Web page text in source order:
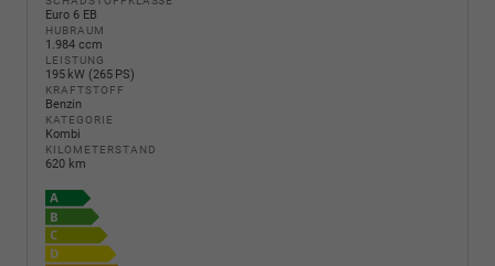
Euro 6 EB
HUBRAUM
1.984 ccm
LEISTUNG
195 kW (265 PS)
KRAFTSTOFF
Benzin
KATEGORIE
Kombi
KILOMETERSTAND
620 km